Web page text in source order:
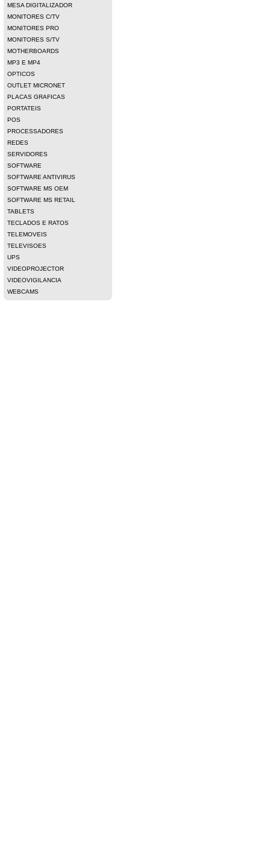
MESA DIGITALIZADOR
MONITORES C/TV
MONITORES PRO
MONITORES S/TV
MOTHERBOARDS
MP3 E MP4
OPTICOS
OUTLET MICRONET
PLACAS GRAFICAS
PORTATEIS
POS
PROCESSADORES
REDES
SERVIDORES
SOFTWARE
SOFTWARE ANTIVIRUS
SOFTWARE MS OEM
SOFTWARE MS RETAIL
TABLETS
TECLADOS E RATOS
TELEMOVEIS
TELEVISOES
UPS
VIDEOPROJECTOR
VIDEOVIGILANCIA
WEBCAMS